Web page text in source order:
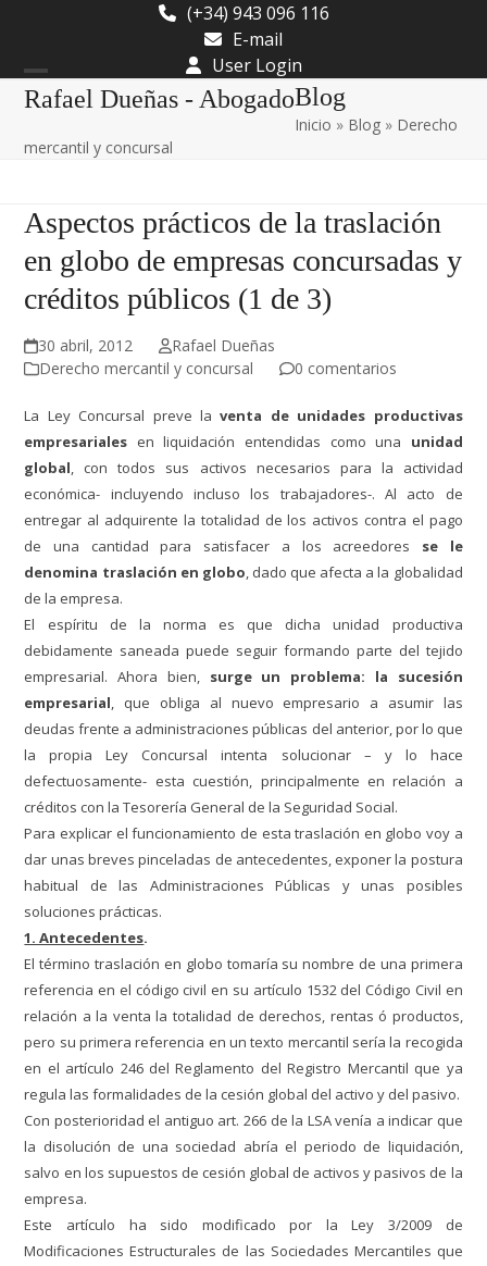
content
(+34) 943 096 116
E-mail
User Login
Rafael Dueñas - Abogado
Open
Close
Blog
Inicio » Blog » Derecho
mercantil y concursal
Aspectos prácticos de la traslación
en globo de empresas concursadas y
créditos públicos (1 de 3)
30 abril, 2012
Rafael Dueñas
Derecho mercantil y concursal
0 comentarios
La Ley Concursal preve laventa de unidades productivas
empresariales en liquidación entendidas como una unidad
global, con todos sus activos necesarios para la actividad
económica- incluyendo incluso los trabajadores-. Al acto de
entregar al adquirente la totalidad de los activos contra el pago
de una cantidad para satisfacer a los acreedores se le
denomina traslación en globo, dado que afecta a la globalidad
de la empresa.
El espíritu de la norma es que dicha unidad productiva
debidamente saneada puede seguir formando parte del tejido
empresarial. Ahora bien, surge un problema: la sucesión
empresarial, que obliga al nuevo empresario a asumir las
deudas frente a administraciones públicas del anterior, por lo que
la propia Ley Concursal intenta solucionar – y lo hace
defectuosamente- esta cuestión, principalmente en relación a
créditos con la Tesorería General de la Seguridad Social.
Para explicar el funcionamiento de esta traslación en globo voy a
dar unas breves pinceladas de antecedentes, exponer la postura
habitual de las Administraciones Públicas y unas posibles
soluciones prácticas.
1. Antecedentes.
El término traslación en globo tomaría su nombre de una primera
referencia en el código civil en su artículo 1532 del Código Civil en
relación a la venta la totalidad de derechos, rentas ó productos,
pero su primera referencia en un texto mercantil sería la recogida
en el artículo 246 del Reglamento del Registro Mercantil que ya
regula las formalidades de la cesión global del activo y del pasivo.
Con posterioridad el antiguo art. 266 de la LSA venía a indicar que
la disolución de una sociedad abría el periodo de liquidación,
salvo en los supuestos de cesión global de activos y pasivos de la
empresa.
Este artículo ha sido modificado por la Ley 3/2009 de
Modificaciones Estructurales de las Sociedades Mercantiles que